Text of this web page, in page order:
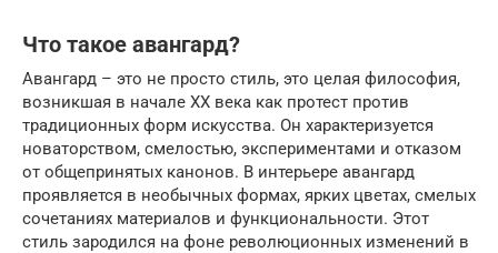
Что такое авангард?
Авангард – это не просто стиль, это целая философия,
возникшая в начале XX века как протест против
традиционных форм искусства. Он характеризуется
новаторством, смелостью, экспериментами и отказом
от общепринятых канонов. В интерьере авангард
проявляется в необычных формах, ярких цветах, смелых
сочетаниях материалов и функциональности. Этот
стиль зародился на фоне революционных изменений в